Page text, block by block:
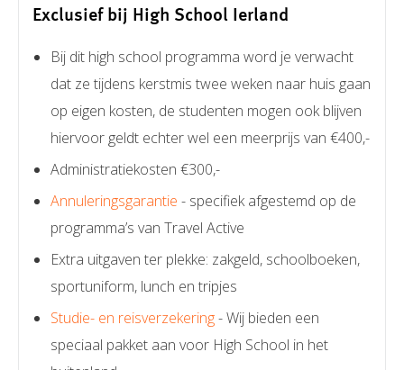
Exclusief bij High School Ierland
Bij dit high school programma word je verwacht
dat ze tijdens kerstmis twee weken naar huis gaan
op eigen kosten, de studenten mogen ook blijven
hiervoor geldt echter wel een meerprijs van €400,-
Administratiekosten €300,-
Annuleringsgarantie - specifiek afgestemd op de
programma’s van Travel Active
Extra uitgaven ter plekke: zakgeld, schoolboeken,
sportuniform, lunch en tripjes
Studie- en reisverzekering- Wij bieden een
speciaal pakket aan voor High School in het